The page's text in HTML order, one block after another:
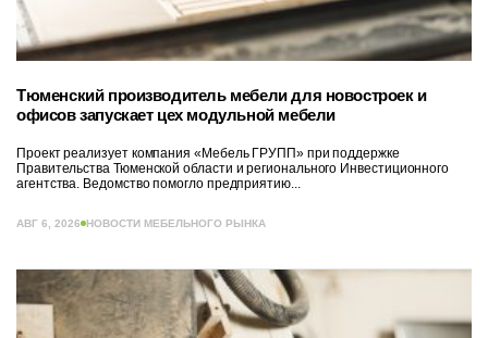
Тюменский производитель мебели для новостроек и
офисов запускает цех модульной мебели
Проект реализует компания «Мебель ГРУПП» при поддержке
Правительства Тюменской области и регионального Инвестиционного
агентства. Ведомство помогло предприятию...
АВГ 6, 2026 НОВОСТИ МЕБЕЛЬНОГО РЫНКА